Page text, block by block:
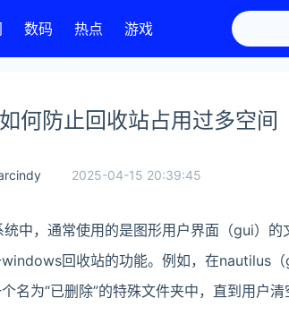
数码 热点 游戏
何防止回收站占用过多空间
2025-04-15 20:39:45
中，通常使用的是图形用户界面（gui）
回收站的功能。例如，在nautilus
名为“已删除”的特殊文件夹中，直到用户清